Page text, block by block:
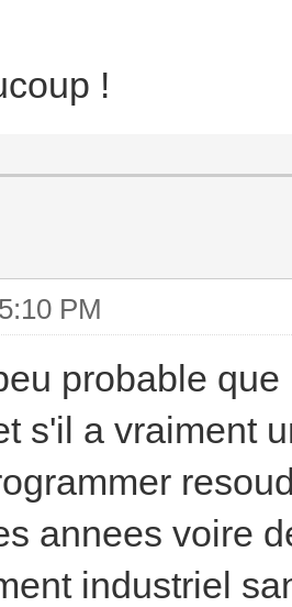
!
PM
probable
s'il a vraiment
annees voire
industriel